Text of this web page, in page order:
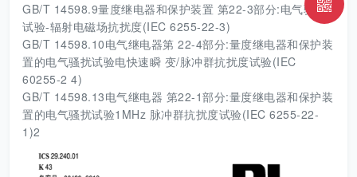
GB/T 14598.9量度继电器和保护装置 第22-3部分:电气骚扰
试验-辐射电磁场抗扰度(IEC 6255-22-3)
GB/T 14598.10电气继电器第 22-4部分:量度继电器和保护装
置的电气骚扰试验电快速瞬 变/脉冲群抗扰度试验(IEC
60255-2 4)
GB/T 14598.13电气继电器 第22-1部分:量度继电器和保护装
置的电气骚扰试验1MHz 脉冲群抗扰度试验(IEC 6255-22-
1)2